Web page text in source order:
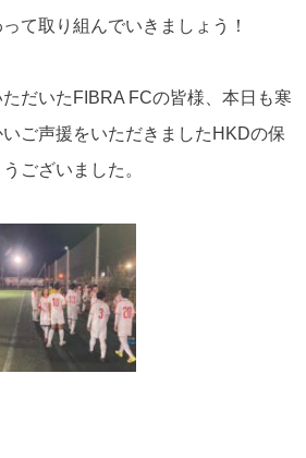
て取り組んでいきましょう！
だいたFIBRA FCの皆様、本日も寒
ご声援をいただきましたHKDの保
ございました。